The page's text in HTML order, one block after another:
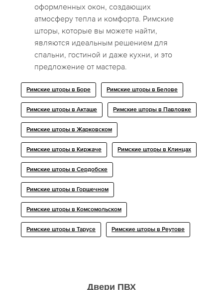
оформленных окон, создающих
атмосферу тепла и комфорта. Римские
шторы, которые вы можете найти,
являются идеальным решением для
спальни, гостиной и даже кухни, и это
предложение от мастера.
Римские шторы в Боре Римские шторы в Белове
Римские шторы в Акташе Римские шторы в Павловке
Римские шторы в Жарковском
Римские шторы в Киржаче Римские шторы в Клинцах
Римские шторы в Сердобске
Римские шторы в Горшечном
Римские шторы в Комсомольском
Римские шторы в Тарусе Римские шторы в Реутове
Двери ПВХ